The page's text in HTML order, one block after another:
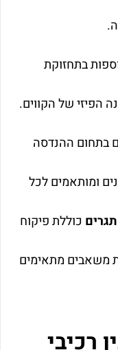
בתחזוקת
הפיזי של הקווים.
בתחום ההנדסה
ומותאמים לכל
כוללת פיקוח
משאבים מתאימים
רכיבי